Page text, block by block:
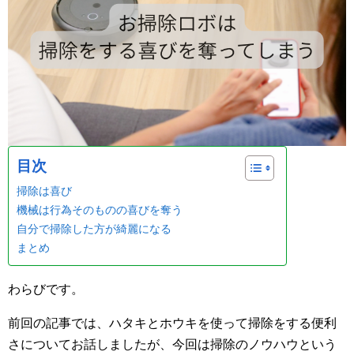
目次
掃除は喜び
機械は行為そのものの喜びを奪う
自分で掃除した方が綺麗になる
まとめ
わらびです。
前回の記事では、ハタキとホウキを使って掃除をする便利
さについてお話しましたが、今回は掃除のノウハウという